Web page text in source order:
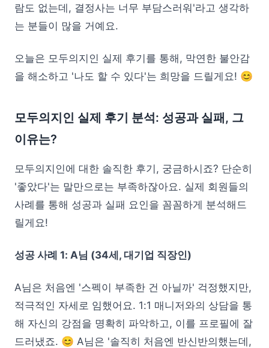
람도 없는데, 결정사는 너무 부담스러워'라고 생각하
는 분들이 많을 거예요.
오늘은 모두의지인 실제 후기를 통해, 막연한 불안감
을 해소하고 '나도 할 수 있다'는 희망을 드릴게요! 😊
모두의지인 실제 후기 분석: 성공과 실패, 그
이유는?
모두의지인에 대한 솔직한 후기, 궁금하시죠? 단순히
'좋았다'는 말만으로는 부족하잖아요. 실제 회원들의
사례를 통해 성공과 실패 요인을 꼼꼼하게 분석해드
릴게요!
성공 사례 1: A님 (34세, 대기업 직장인)
A님은 처음엔 '스펙이 부족한 건 아닐까' 걱정했지만,
적극적인 자세로 임했어요. 1:1 매니저와의 상담을 통
해 자신의 강점을 명확히 파악하고, 이를 프로필에 잘
드러냈죠. 😊 A님은 '솔직히 처음엔 반신반의했는데,